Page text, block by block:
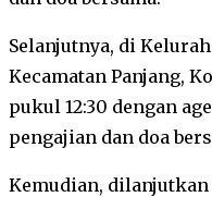
Selanjutnya, di
Kecamatan Panjang,
pukul 12:30 dengan
pengajian dan doa
Kemudian, dilanjutkan